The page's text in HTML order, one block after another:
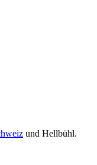
und Hellbühl.